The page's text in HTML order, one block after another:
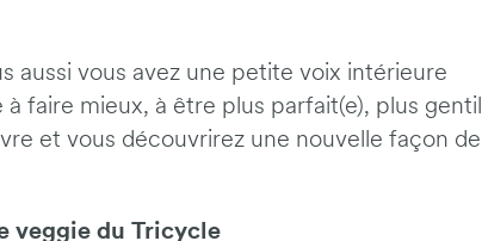
aussi vous avez une petite voix intérieure
à faire mieux, à être plus parfait(e), plus gentil
et vous découvrirez une nouvelle façon de
veggie du Tricycle